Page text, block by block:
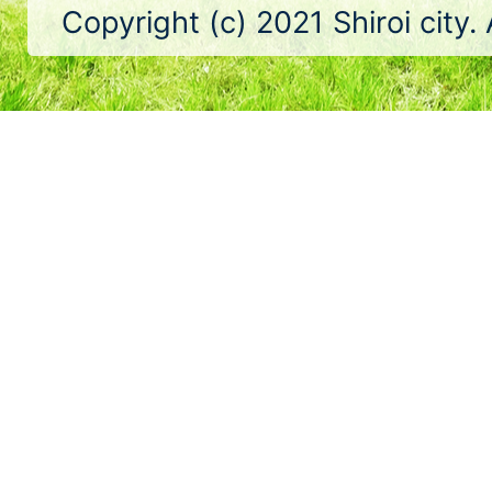
Copyright (c) 2021 Shiroi city.